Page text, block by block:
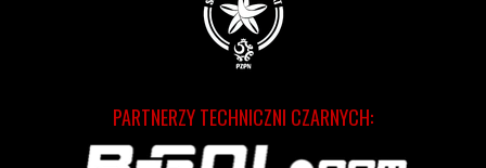
PARTNERZY TECHNICZNI CZARNYCH: